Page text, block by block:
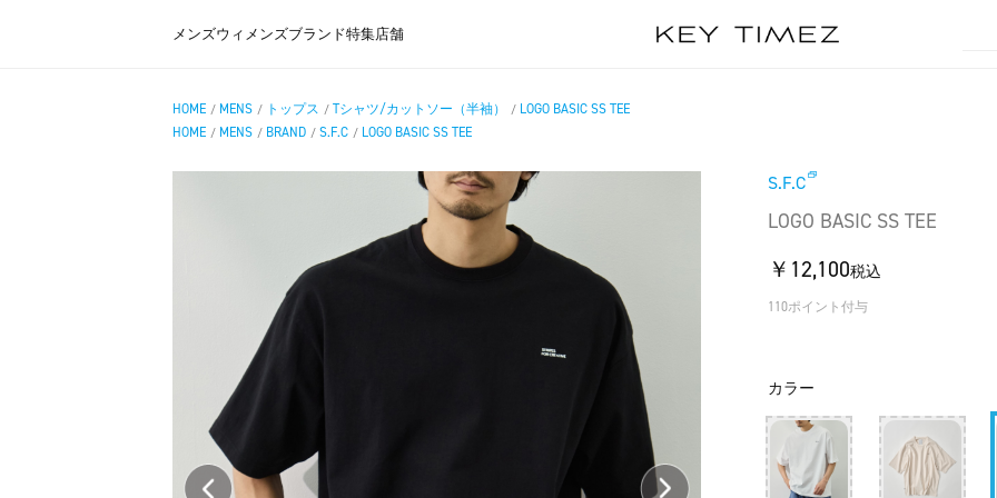
メンズウィメンズブランド特集店舗
HOME / MENS / トップス / Tシャツ/カットソー（半袖） / LOGO BASIC SS TEE
HOME / MENS / BRAND / S.F.C / LOGO BASIC SS TEE
S.F.C
LOGO BASIC SS TEE
￥12,100税込
110ポイント付与
カラー